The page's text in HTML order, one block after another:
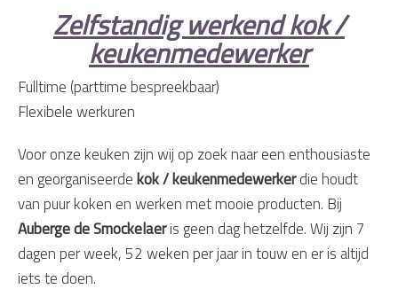
Zelfstandig werkend kok /
keukenmedewerker
Fulltime (parttime bespreekbaar)
Flexibele werkuren
Voor onze keuken zijn wij op zoek naar een enthousiaste
en georganiseerdekok / keukenmedewerkerdie houdt
van puur koken en werken met mooie producten. Bij
Auberge de Smockelaeris geen dag hetzelfde. Wij zijn 7
dagen per week, 52 weken per jaar in touw en er is altijd
iets te doen.